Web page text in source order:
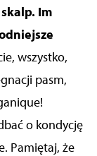
Im
wszystko,
pasm,
o kondycję
Pamiętaj, że